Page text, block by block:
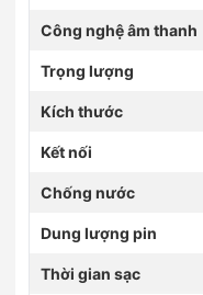
Công nghệ âm thanh
Trọng lượng
Kích thước
Kết nối
Chống nước
Dung lượng pin
Thời gian sạc